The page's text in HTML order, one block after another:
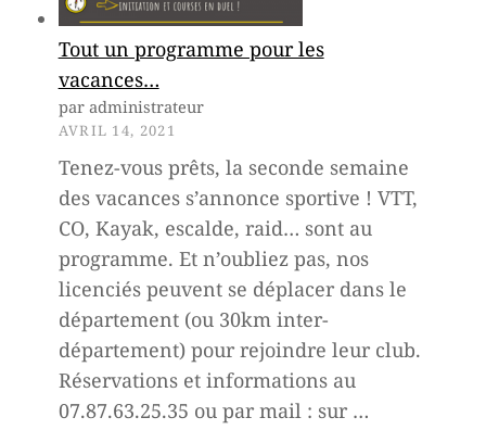
Tout un programme pour les
vacances…
par administrateur
AVRIL 14, 2021
Tenez-vous prêts, la seconde semaine
des vacances s’annonce sportive ! VTT,
CO, Kayak, escalde, raid… sont au
programme. Et n’oubliez pas, nos
licenciés peuvent se déplacer dans le
département (ou 30km inter-
département) pour rejoindre leur club.
Réservations et informations au
07.87.63.25.35 ou par mail : sur …